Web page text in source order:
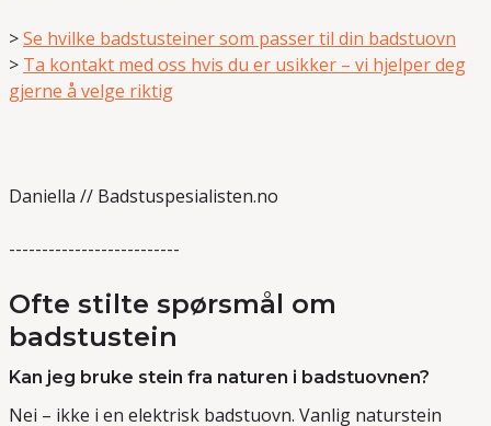
>Se hvilke badstusteiner som passer til din badstuovn
> Ta kontakt med oss hvis du er usikker – vi hjelper deg
gjerne å velge riktig
Daniella // Badstuspesialisten.no
--------------------------
Ofte stilte spørsmål om
badstustein
Kan jeg bruke stein fra naturen i badstuovnen?
Nei – ikke i en elektrisk badstuovn. Vanlig naturstein